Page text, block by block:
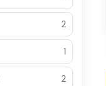
2
1
2